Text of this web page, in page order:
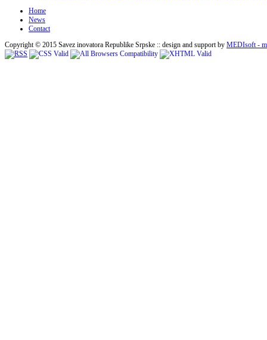
Home
News
Contact
Copyright © 2015 Savez inovatora Republike Srpske :: design and support by MEDIsoft -